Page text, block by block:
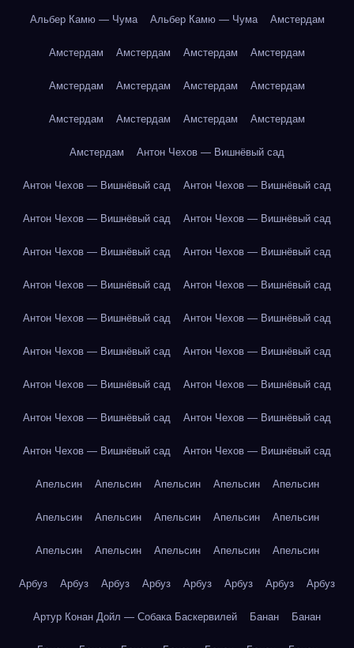
Альбер Камю — Чума Альбер Камю — Чума Амстердам
Амстердам Амстердам Амстердам Амстердам
Амстердам Амстердам Амстердам Амстердам
Амстердам Амстердам Амстердам Амстердам
Амстердам Антон Чехов — Вишнёвый сад
Антон Чехов — Вишнёвый сад Антон Чехов — Вишнёвый сад
Антон Чехов — Вишнёвый сад Антон Чехов — Вишнёвый сад
Антон Чехов — Вишнёвый сад Антон Чехов — Вишнёвый сад
Антон Чехов — Вишнёвый сад Антон Чехов — Вишнёвый сад
Антон Чехов — Вишнёвый сад Антон Чехов — Вишнёвый сад
Антон Чехов — Вишнёвый сад Антон Чехов — Вишнёвый сад
Антон Чехов — Вишнёвый сад Антон Чехов — Вишнёвый сад
Антон Чехов — Вишнёвый сад Антон Чехов — Вишнёвый сад
Антон Чехов — Вишнёвый сад Антон Чехов — Вишнёвый сад
Апельсин Апельсин Апельсин Апельсин Апельсин
Апельсин Апельсин Апельсин Апельсин Апельсин
Апельсин Апельсин Апельсин Апельсин Апельсин
Арбуз Арбуз Арбуз Арбуз Арбуз Арбуз Арбуз Арбуз
Артур Конан Дойл — Собака Баскервилей Банан Банан